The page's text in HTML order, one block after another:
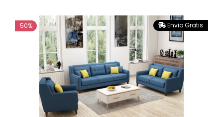
Envio Gratis
50%